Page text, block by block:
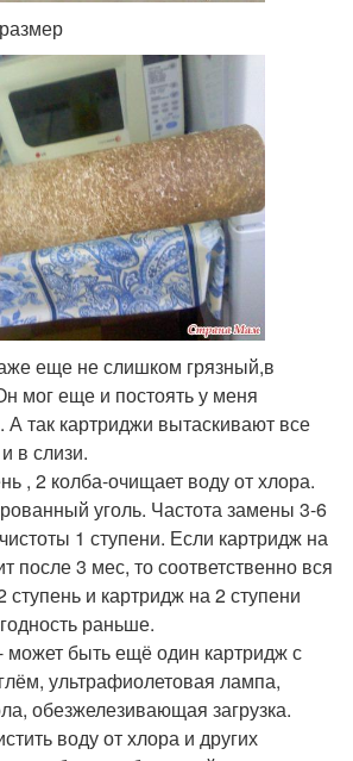
еще не слишком грязный,в
мог еще и постоять у меня
А так картриджи вытаскивают все
в слизи.
, 2 колба-очищает воду от хлора.
уголь. Частота замены 3-6
1 ступени. Если картридж на
после 3 мес, то соответственно вся
ступень и картридж на 2 ступени
раньше.
может быть ещё один картридж с
ультрафиолетовая лампа,
обезжелезивающая загрузка.
воду от хлора и других